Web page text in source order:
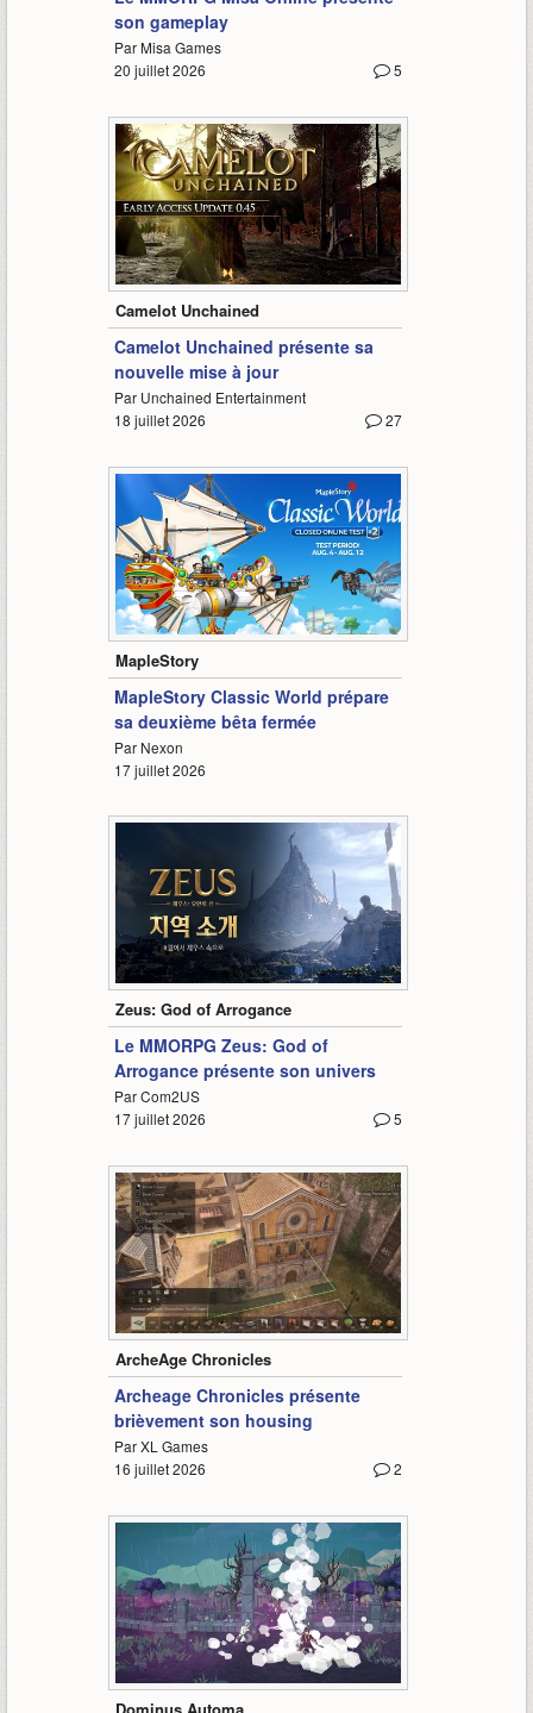
son gameplay
Par Misa Games
5
20 juillet 2026
3:10
Camelot Unchained
Camelot Unchained présente sa
nouvelle mise à jour
Par Unchained Entertainment
27
18 juillet 2026
1:09
MapleStory
MapleStory Classic World prépare
sa deuxième bêta fermée
Par Nexon
17 juillet 2026
4:39
Zeus: God of Arrogance
Le MMORPG Zeus: God of
Arrogance présente son univers
Par Com2US
5
17 juillet 2026
1:23
ArcheAge Chronicles
Archeage Chronicles présente
brièvement son housing
Par XL Games
2
16 juillet 2026
0:52